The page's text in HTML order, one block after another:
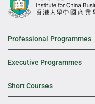
Professional Programmes
Executive Programmes
Short Courses